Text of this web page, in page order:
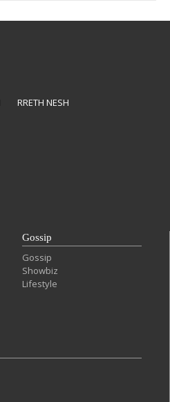
RRETH NESH
Gossip
Gossip
Showbiz
Lifestyle